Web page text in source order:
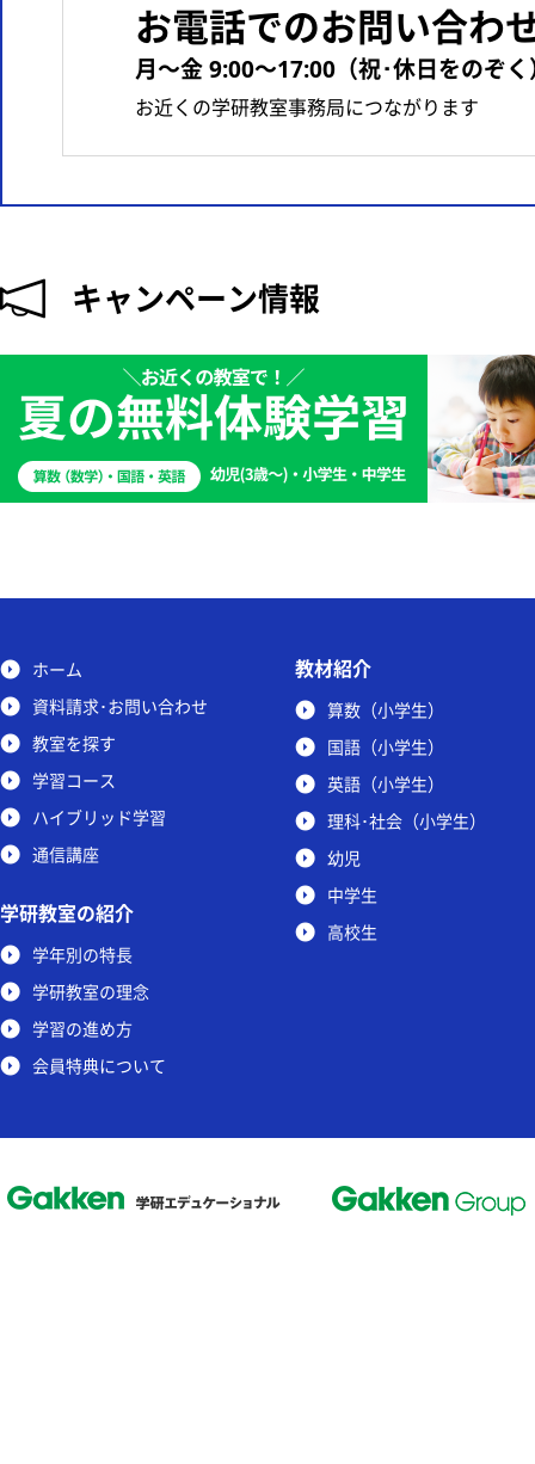
お電話でのお問い合わ
月〜金 9:00〜17:00（祝･休日をのぞく
お近くの学研教室事務局につながります
キャンペーン情報
ホーム
資料請求･お問い合わせ
教室を探す
学習コース
ハイブリッド学習
通信講座
学研教室の紹介
学年別の特長
学研教室の理念
学習の進め方
会員特典について
教材紹介
算数（小学生）
国語（小学生）
英語（小学生）
理科･社会（小学生）
幼児
中学生
高校生